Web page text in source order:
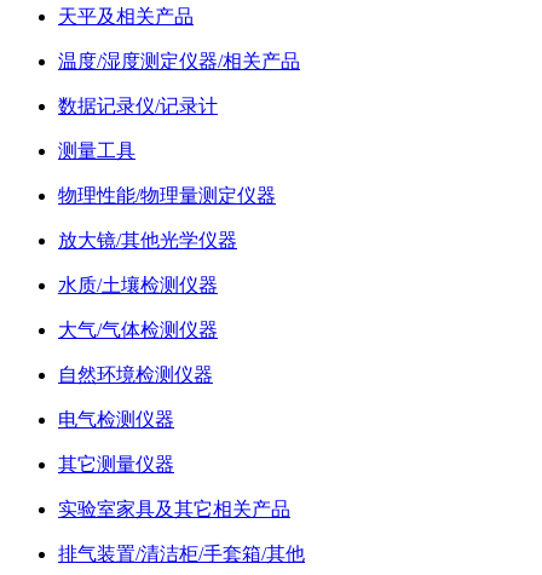
天平及相关产品
温度/湿度测定仪器/相关产品
数据记录仪/记录计
测量工具
物理性能/物理量测定仪器
放大镜/其他光学仪器
水质/土壤检测仪器
大气/气体检测仪器
自然环境检测仪器
电气检测仪器
其它测量仪器
实验室家具及其它相关产品
排气装置/清洁柜/手套箱/其他